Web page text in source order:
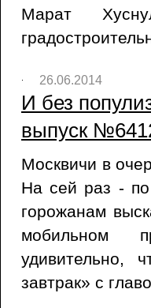
Марат
26.06.2014
И без
выпуск
Москвичи в
На сей раз - по
горожанам
мобильном
удивительно,
завтрак» с